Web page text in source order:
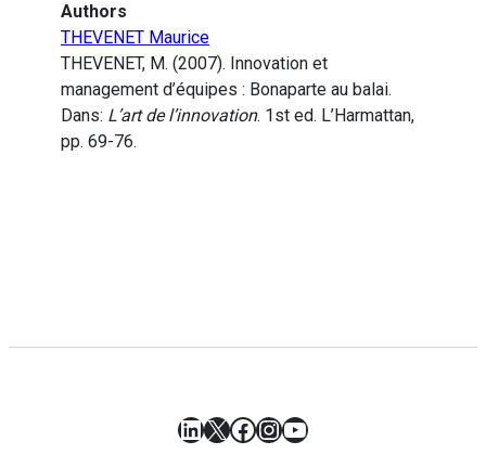
Authors
THEVENET Maurice
THEVENET, M. (2007). Innovation et
management d’équipes : Bonaparte au balai.
Dans: L’art de l’innovation. 1st ed. L’Harmattan,
pp. 69-76.
LinkedIn
X Facebook
Instagram
YouTube